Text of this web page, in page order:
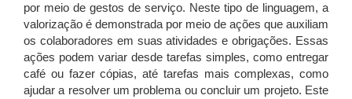
por meio de gestos de serviço. Neste tipo de linguagem, a
valorização é demonstrada por meio de ações que auxiliam
os colaboradores em suas atividades e obrigações. Essas
ações podem variar desde tarefas simples, como entregar
café ou fazer cópias, até tarefas mais complexas, como
ajudar a resolver um problema ou concluir um projeto. Este